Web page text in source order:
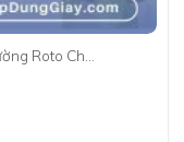
Roto Ch…